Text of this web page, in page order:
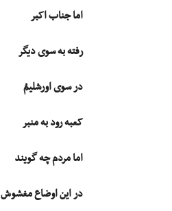
اما جناب اکبر
رفته به سوى دیگر
در سوى اورشلیمُ
کعبه رود به منبر
اما مردم چه گویند
در این اوضاع مغشوش